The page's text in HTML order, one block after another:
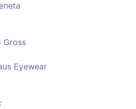
Gross
Eyewear